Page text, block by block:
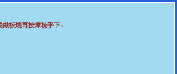
板燒再按摩梳乎下~